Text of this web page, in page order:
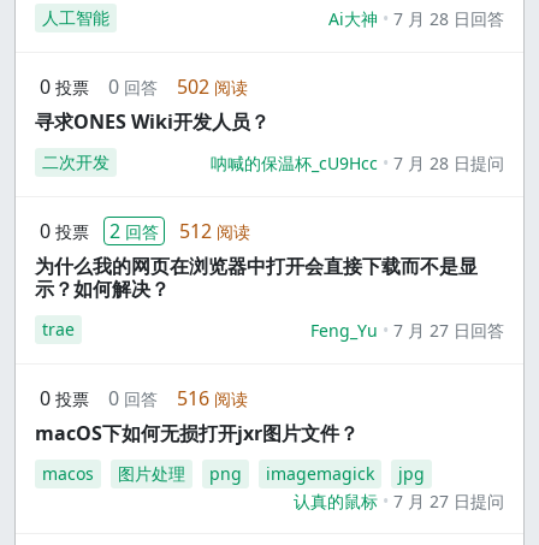
人工智能 Ai大神 7 月 28 日回答
0 投票 0 回答 502 阅读
寻求ONES Wiki开发人员？
二次开发 呐喊的保温杯_cU9Hcc 7 月 28 日提问
0 投票 2 回答 512 阅读
为什么我的网页在浏览器中打开会直接下载而不是显
示？如何解决？
trae Feng_Yu 7 月 27 日回答
0 投票 0 回答 516 阅读
macOS下如何无损打开jxr图片文件？
macos 图片处理 png imagemagick
jpg
认真的鼠标
7 月 27 日提问